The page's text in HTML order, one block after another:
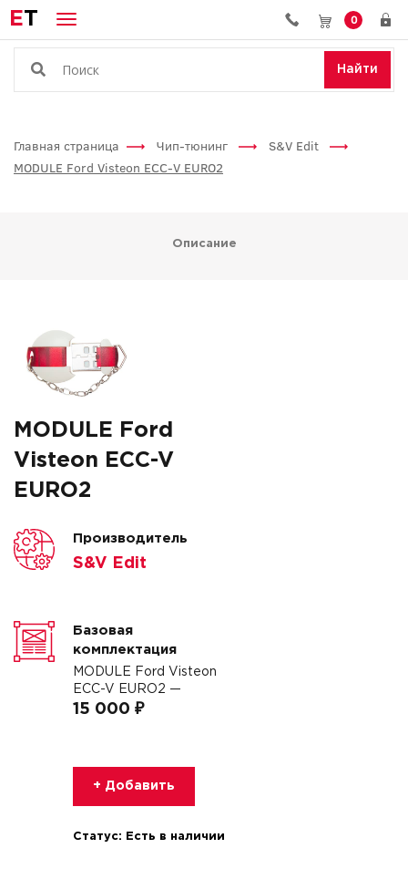
ET 0
Найти
Главная страница Чип-тюнинг
S&V Edit
MODULE Ford Visteon ECC-V EURO2
Описание
MODULE Ford
Visteon ECC-V
EURO2
Производитель
S&V Edit
Базовая
комплектация
MODULE Ford Visteon
ECC-V EURO2 —
15 000 ₽
+ Добавить
Статус: Есть в наличии